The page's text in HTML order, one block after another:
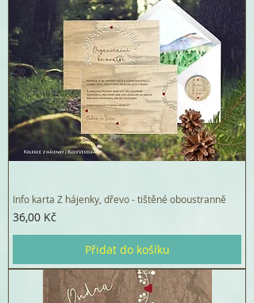
Info karta Z hájenky, dřevo - tištěné oboustranně
Cena
36,00 Kč
Přidat do košíku